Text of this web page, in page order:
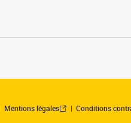
Mentions légales Conditions